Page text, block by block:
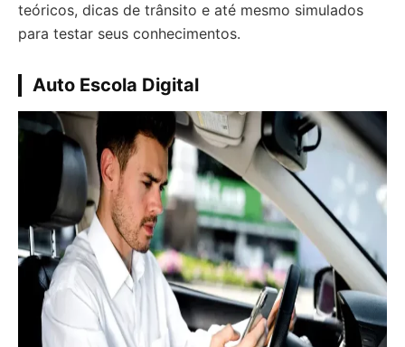
teóricos, dicas de trânsito e até mesmo simulados
para testar seus conhecimentos.
Auto Escola Digital